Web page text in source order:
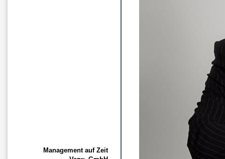
Management auf Zeit